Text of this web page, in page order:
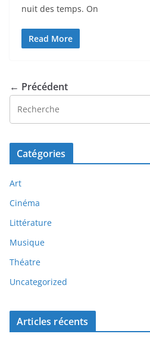
nuit des temps. On
Read More
← Précédent
Catégories
Art
Cinéma
Littérature
Musique
Théatre
Uncategorized
Articles récents